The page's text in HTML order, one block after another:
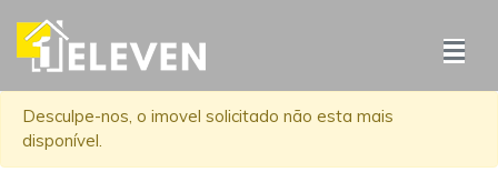
Desculpe-nos, o imovel solicitado não esta mais
disponível.